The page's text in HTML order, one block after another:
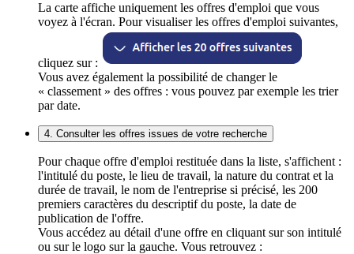
La carte affiche uniquement les offres d'emploi que vous
voyez à l'écran. Pour visualiser les offres d'emploi suivantes,
cliquez sur :
Vous avez également la possibilité de changer le
« classement » des offres : vous pouvez par exemple les trier
par date.
4. Consulter les offres issues de votre recherche
Pour chaque offre d'emploi restituée dans la liste, s'affichent :
l'intitulé du poste, le lieu de travail, la nature du contrat et la
durée de travail, le nom de l'entreprise si précisé, les 200
premiers caractères du descriptif du poste, la date de
publication de l'offre.
Vous accédez au détail d'une offre en cliquant sur son intitulé
ou sur le logo sur la gauche. Vous retrouvez :